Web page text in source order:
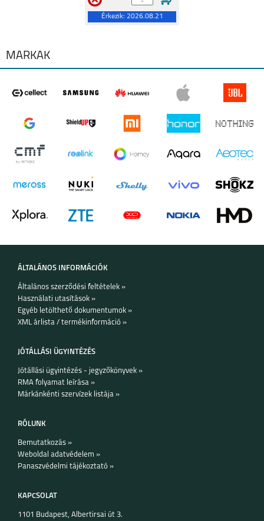
7I
Érkezik: 2026.08.21
MÁRKÁK
ÁLTALÁNOS INFORMÁCIÓK
Általános szerződési feltételek »
Használati utasítások »
Egyéb letölthető dokumentumok »
XML árlista / termékinformáció »
JÓTÁLLÁSI ÜGYINTÉZÉS
Jótállási ügyintézés - jegyzőkönyvek »
RMA folyamat leírása »
Márkánkénti szervízek listája »
RÓLUNK
Bemutatkozás »
Weboldal adatvédelem »
Panaszvédelmi tájékoztató »
KAPCSOLAT
1101 Budapest, Albertirsai út 3.